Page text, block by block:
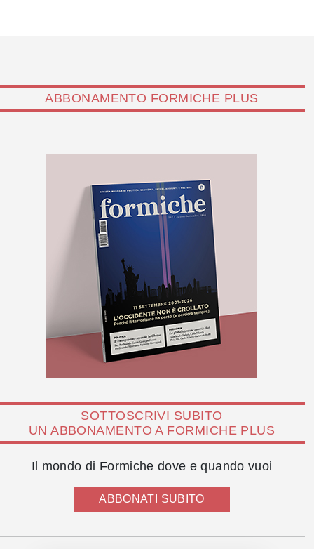
ABBONAMENTO FORMICHE PLUS
SOTTOSCRIVI SUBITO
UN ABBONAMENTO A FORMICHE PLUS
Il mondo di Formiche dove e quando vuoi
ABBONATI SUBITO